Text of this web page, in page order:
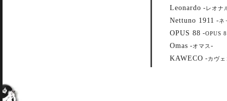
Leonardo -レオナ
Nettuno 1911 -ネ
OPUS 88 -OPUS
Omas -オマス -
KAWECO -カヴェ